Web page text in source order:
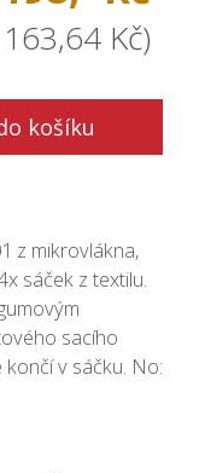
Kč)
košíku
z mikrovlákna,
sáček z textilu.
sacího
v sáčku. No: